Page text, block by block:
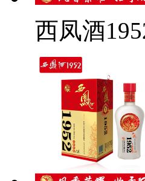
西凤酒